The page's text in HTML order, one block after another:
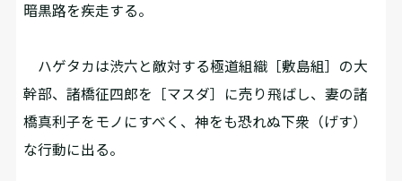
暗黒路を疾走する。
ハゲタカは渋六と敵対する極道組織［敷島組］の大
幹部、諸橋征四郎を［マスダ］に売り飛ばし、妻の諸
橋真利子をモノにすべく、神をも恐れぬ下衆（げす）
な行動に出る。